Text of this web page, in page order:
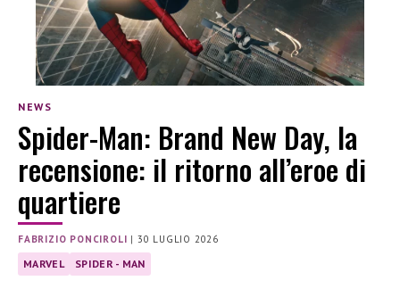
NEWS
Spider-Man: Brand New Day, la
recensione: il ritorno all’eroe di
quartiere
FABRIZIO PONCIROLI | 30 LUGLIO 2026
MARVEL SPIDER - MAN